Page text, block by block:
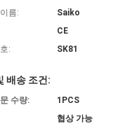
름:
Saiko
CE
:
SK81
배송 조건:
수량:
1PCS
협상 가능